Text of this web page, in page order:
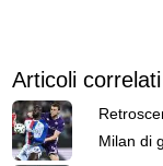
Articoli correlati
Milan di